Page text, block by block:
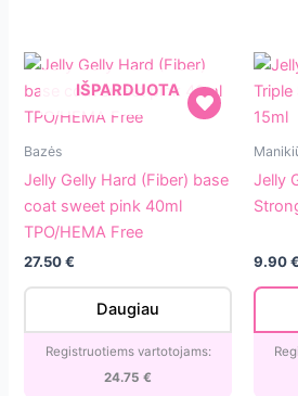
Jelly
Hard
base
coat
40ml
TPO/HEMA
IŠPARDUOTA
Bazės
Jelly Gelly Hard (Fiber) base
coat sweet pink 40ml
TPO/HEMA Free
27.50€
Daugiau
Registruotiems vartotojams:
24.75€
Jelly
with
Jelly
9.90€